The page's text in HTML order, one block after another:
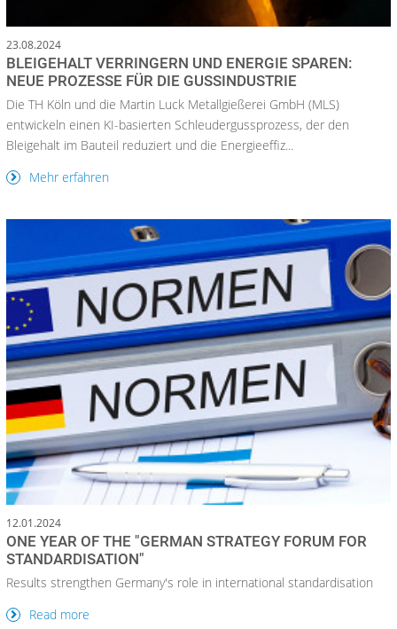
23.08.2024
BLEIGEHALT VERRINGERN UND ENERGIE SPAREN:
NEUE PROZESSE FÜR DIE GUSSINDUSTRIE
Die TH Köln und die Martin Luck Metallgießerei GmbH (MLS)
entwickeln einen KI-basierten Schleudergussprozess, der den
Bleigehalt im Bauteil reduziert und die Energieeffiz...
Mehr erfahren
12.01.2024
ONE YEAR OF THE "GERMAN STRATEGY FORUM FOR
STANDARDISATION"
Results strengthen Germany's role in international standardisation
Read more